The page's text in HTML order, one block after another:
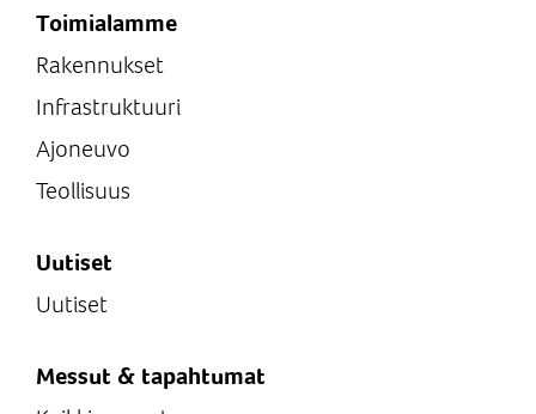
Toimialamme
Rakennukset
Infrastruktuuri
Ajoneuvo
Teollisuus
Uutiset
Uutiset
Messut & tapahtumat